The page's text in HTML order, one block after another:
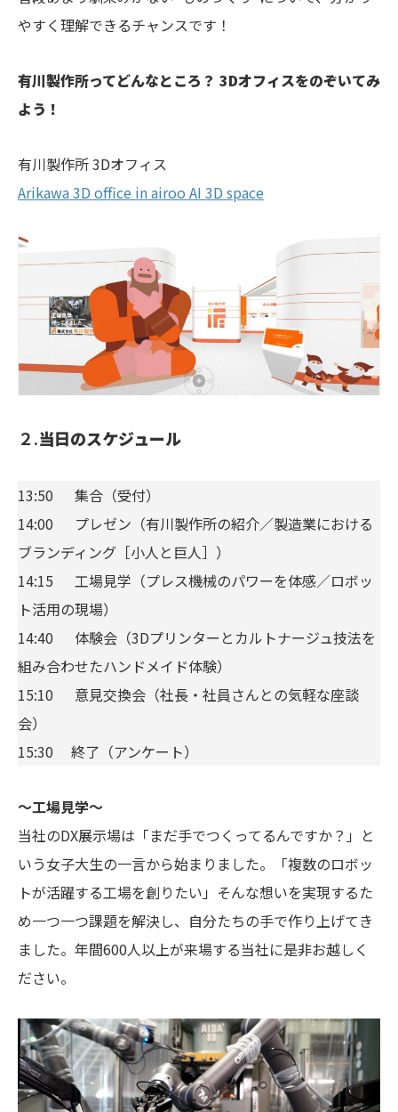
やすく理解できるチャンスです！
有川製作所ってどんなところ？ 3Dオフィスをのぞいてみ
よう！
有川製作所 3Dオフィス
Arikawa 3D office in airoo AI 3D space
２.当日のスケジュール
13:50 集合（受付）
14:00 プレゼン（有川製作所の紹介／製造業における
ブランディング［小人と巨人］）
14:15 工場見学（プレス機械のパワーを体感／ロボッ
ト活用の現場）
14:40 体験会（3Dプリンターとカルトナージュ技法を
組み合わせたハンドメイド体験）
15:10 意見交換会（社長・社員さんとの気軽な座談
会）
15:30 終了（アンケート）
～工場見学～
当社のDX展示場は「まだ手でつくってるんですか？」と
いう女子大生の一言から始まりました。「複数のロボッ
トが活躍する工場を創りたい」そんな想いを実現するた
め一つ一つ課題を解決し、自分たちの手で作り上げてき
ました。年間600人以上が来場する当社に是非お越しく
ださい。